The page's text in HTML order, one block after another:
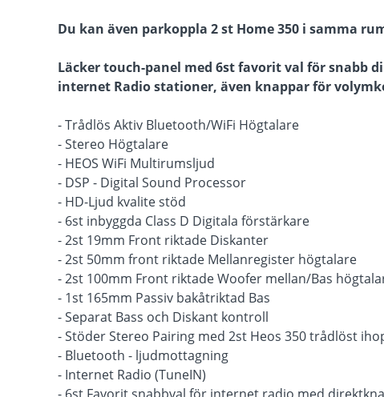
Du kan även parkoppla 2 st Home 350 i samma
Läcker touch-panel med 6st favorit val för snabb
internet Radio stationer, även knappar för
- Trådlös Aktiv Bluetooth/WiFi Högtalare
- Stereo Högtalare
- HEOS WiFi Multirumsljud
- DSP - Digital Sound Processor
- HD-Ljud kvalite stöd
- 6st inbyggda Class D Digitala förstärkare
- 2st 19mm Front riktade Diskanter
- 2st 50mm front riktade Mellanregister högtalare
- 2st 100mm Front riktade Woofer mellan/Bas
- 1st 165mm Passiv bakåtriktad Bas
- Separat Bass och Diskant kontroll
- Stöder Stereo Pairing med 2st Heos 350 trådlöst
- Bluetooth - ljudmottagning
- Internet Radio (TuneIN)
- 6st Favorit snabbval för internet radio med